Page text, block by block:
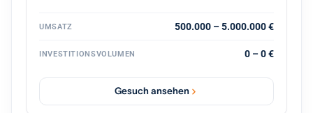
interessant sind Unternehmen mit Leistungen in den
Industrieelektrik Schaltschrankbau
Wartung & Service Photovoltaik / Ladeinfrastruktur
(optional) Der Interessent strebt eine langfristige
Weiterführung und Weiterentwicklung des Unternehmens
UMSATZ 500.000 – 5.000.000 €
INVESTITIONSVOLUMEN 0 – 0 €
Gesuch ansehen